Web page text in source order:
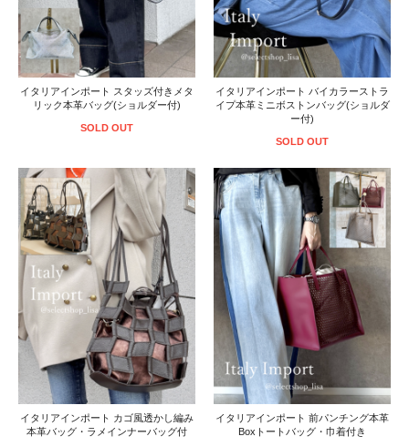
イタリアインポート スタッズ付きメタ
リック本革バッグ(ショルダー付)
SOLD OUT
イタリアインポート バイカラーストラ
イプ本革ミニボストンバッグ(ショルダ
ー付)
SOLD OUT
イタリアインポート カゴ風透かし編み
本革バッグ・ラメインナーバッグ付
イタリアインポート 前パンチング本革
Boxトートバッグ・巾着付き